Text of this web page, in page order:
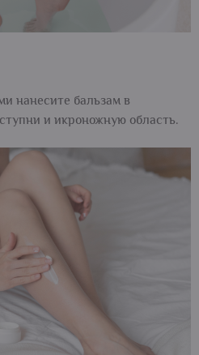
нанесите бальзам в
и икроножную область.